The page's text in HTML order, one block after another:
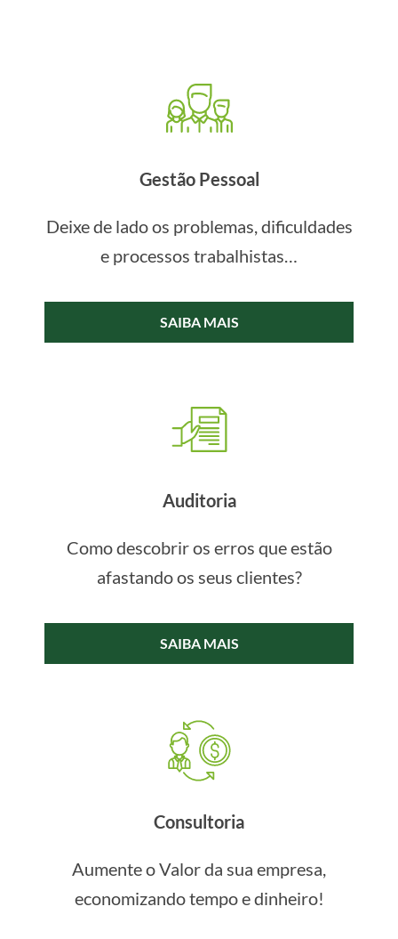
Gestão Pessoal
Deixe de lado os problemas, dificuldades
e processos trabalhistas…
SAIBA MAIS
Auditoria
Como descobrir os erros que estão
afastando os seus clientes?
SAIBA MAIS
Consultoria
Aumente o Valor da sua empresa,
economizando tempo e dinheiro!